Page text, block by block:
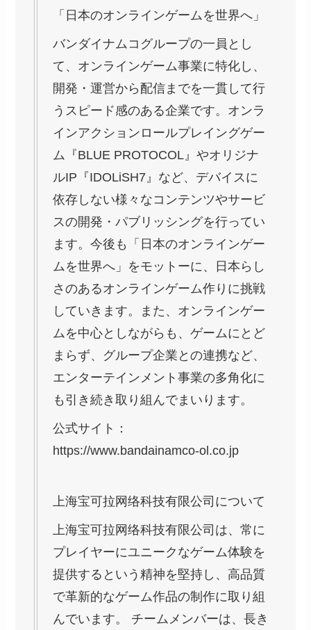
「日本のオンラインゲームを世界へ」
バンダイナムコグループの一員とし
て、オンラインゲーム事業に特化し、
開発・運営から配信までを一貫して行
うスピード感のある企業です。オンラ
インアクションロールプレイングゲー
ム『BLUE PROTOCOL』やオリジナ
ルIP『IDOLiSH7』など、デバイスに
依存しない様々なコンテンツやサービ
スの開発・パブリッシングを行ってい
ます。今後も「日本のオンラインゲー
ムを世界へ」をモットーに、日本らし
さのあるオンラインゲーム作りに挑戦
していきます。また、オンラインゲー
ムを中心としながらも、ゲームにとど
まらず、グループ企業との連携など、
エンターテインメント事業の多角化に
も引き続き取り組んでまいります。
公式サイト：
https://www.bandainamco-ol.co.jp
上海宝可拉网络科技有限公司について
上海宝可拉网络科技有限公司は、常に
プレイヤーにユニークなゲーム体験を
提供するという精神を堅持し、高品質
で革新的なゲーム作品の制作に取り組
んでいます。 チームメンバーは、長き